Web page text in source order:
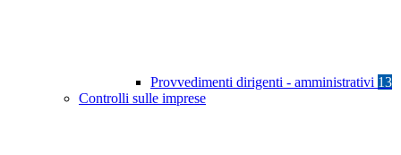
Provvedimenti dirigenti - amministrativi 13
Controlli sulle imprese